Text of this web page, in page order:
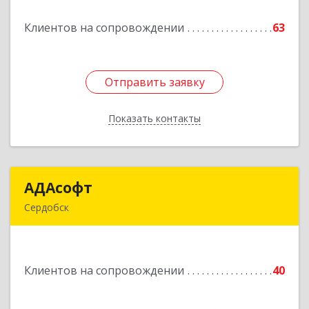
Клиентов на сопровождении 63
Отправить заявку
Показать контакты
Подробнее
Отправить заявку
Назад
АДАсофт
Сердобск
Клиентов на сопровождении 40
Подробнее